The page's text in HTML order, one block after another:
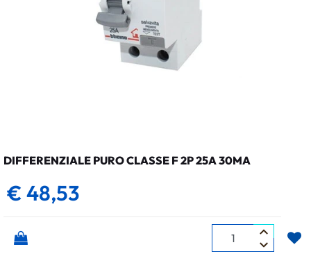
DIFFERENZIALE PURO CLASSE F 2P 25A 30MA
€ 48,53
Quantità